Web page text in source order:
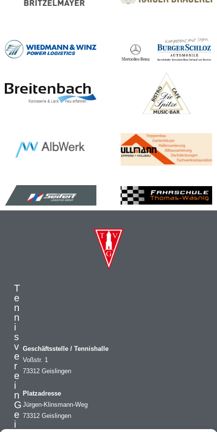
T
e
n
n
i
s
v
e
r
e
i
n
G
e
i
Geschäftsstelle / Tennishalle
Voßstr. 1
73312 Geislingen
Platzadresse
Jürgen-Klinsmann-Weg
73312 Geislingen